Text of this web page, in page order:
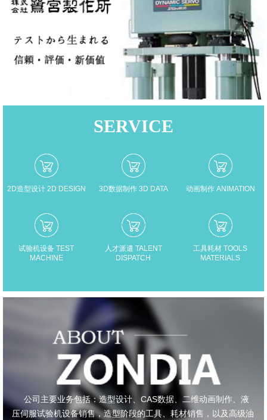
SERVICE
2D造型设计 2D DESIGN 3D数据制作 3D DATA 动画制作 ANIMATION
试验机设备 TEST
MACHINE
人才派遣 TALENT
DISPATCH
工具耗材 TOOLS
MATERIALS
公司主要业务包括：造型设计、CAS数据、二维动画制作、液
压伺服试验机设备销售，造型阶段的工具、耗材销售，以及高级油